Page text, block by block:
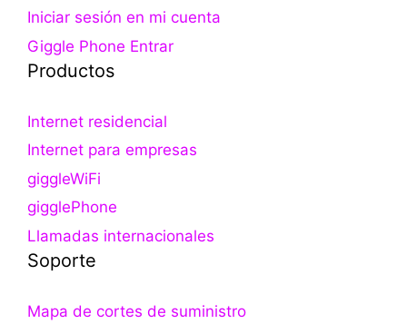
Iniciar sesión en mi cuenta
Giggle Phone Entrar
Productos
Internet residencial
Internet para empresas
giggleWiFi
gigglePhone
Llamadas internacionales
Soporte
Mapa de cortes de suministro